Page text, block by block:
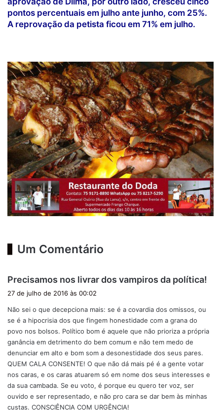
pontos percentuais em julho ante junho, com 25%.
A reprovação da petista ficou em 71% em julho.
Um Comentário
Precisamos nos livrar dos vampiros da política!
:
27 de julho de 2016 às 00:02
Não sei o que decepciona mais: se é a covardia dos omissos, ou
se é a hipocrisia dos que fingem honestidade com a grana do
povo nos bolsos. Político bom é aquele que não prioriza a própria
ganância em detrimento do bem comum e não tem medo de
denunciar em alto e bom som a desonestidade dos seus pares.
QUEM CALA CONSENTE! O que não dá mais pé é a gente votar
nos caras, e os caras atuarem só em nome dos seus interesses e
da sua cambada. Se eu voto, é porque eu quero ter voz, ser
ouvido e ser representado, e não pro cara se dar bem às minhas
custas. CONSCIÊNCIA COM URGÊNCIA!